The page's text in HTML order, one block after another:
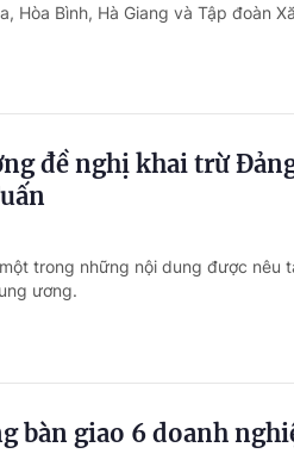
Hòa Bình, Hà Giang và Tập đoàn
đề nghị khai trừ
trong những nội dung được nêu
ương.
bàn giao 6 doanh